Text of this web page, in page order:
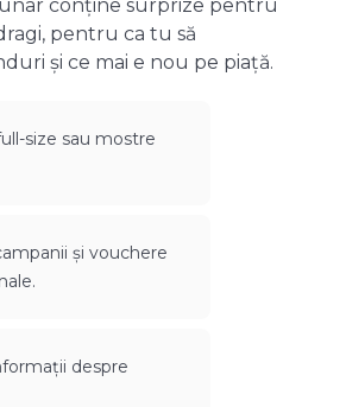
conține surprize pentru
pentru ca tu să
și ce mai e nou pe piață.
size sau mostre
și vouchere
despre